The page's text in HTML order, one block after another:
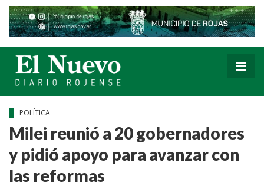
POLÍTICA
Milei reunió a 20 gobernadores
y pidió apoyo para avanzar con
las reformas